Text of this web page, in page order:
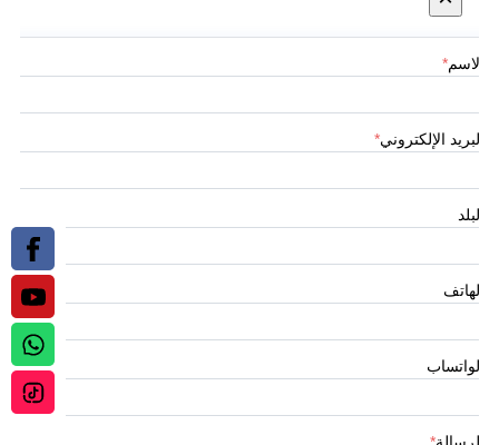
الاسم*
البريد الإلكتروني*
البلد
الهاتف
الواتساب